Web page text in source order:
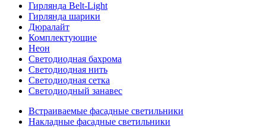
Гирлянда Belt-Light
Гирлянда шарики
Дюралайт
Комплектующие
Неон
Светодиодная бахрома
Светодиодная нить
Светодиодная сетка
Светодиодный занавес
Встраиваемые фасадные светильники
Накладные фасадные светильники